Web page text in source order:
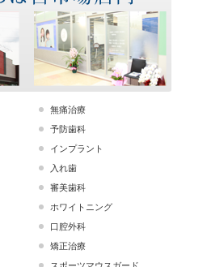
無痛治療
予防歯科
インプラント
入れ歯
審美歯科
ホワイトニング
口腔外科
矯正治療
スポーツマウスガード